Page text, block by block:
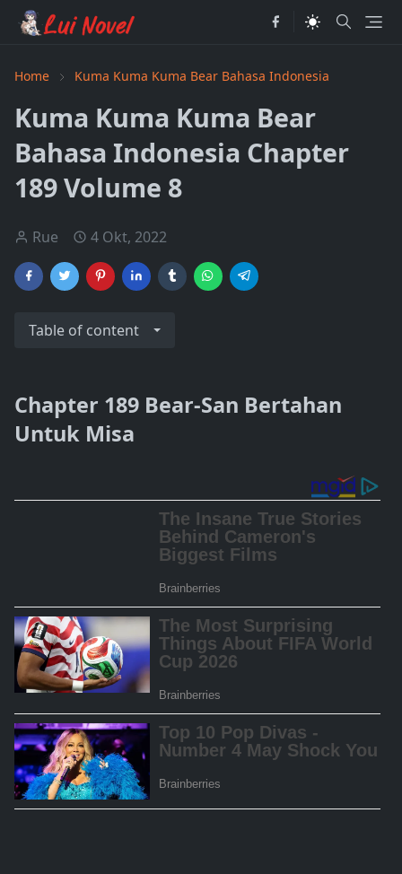
Home Kuma Kuma Kuma Bear Bahasa Indonesia
Kuma Kuma Kuma Bear
Bahasa Indonesia Chapter
189 Volume 8
Rue 4 Okt, 2022
Table of content
Chapter 189 Bear-San Bertahan
Untuk Misa